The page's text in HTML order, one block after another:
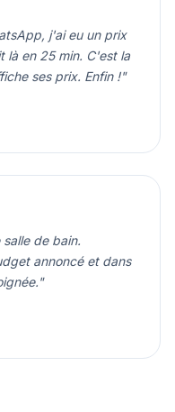
j'ai eu un prix
là en 25 min. C'est la
ses prix. Enfin !"
de bain.
annoncé et dans